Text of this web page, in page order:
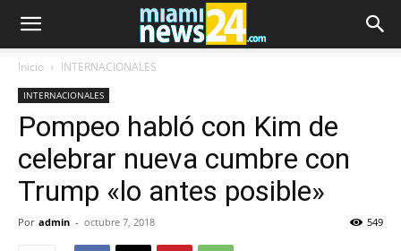
Inicio INTERNACIONALES
INTERNACIONALES
Pompeo habló con Kim de
celebrar nueva cumbre con
Trump «lo antes posible»
Por admin - octubre 7, 2018 549